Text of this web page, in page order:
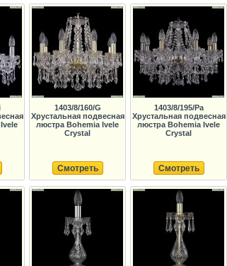
1403/8/160/G
Хрустальная подвесная
люстра Bohemia Ivele
Crystal
Смотреть
1403/8/195/Pa
Хрустальная подвесная
люстра Bohemia Ivele
Crystal
Смотреть